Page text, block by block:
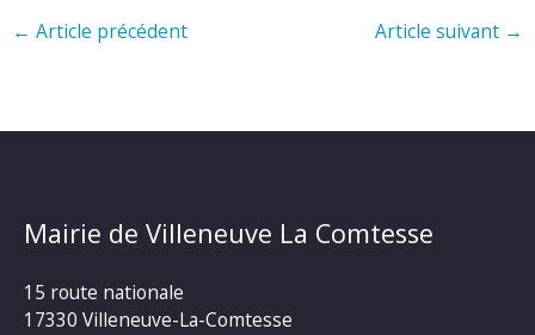
← Article précédent Article suivant →
Mairie de Villeneuve La Comtesse
15 route nationale
17330 Villeneuve-La-Comtesse